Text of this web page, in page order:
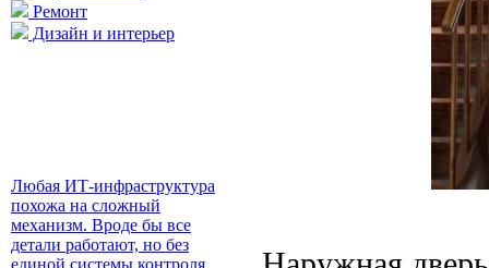
Ремонт
Дизайн и интерьер
Любая ИТ-инфраструктура
похожа на сложный
механизм. Вроде бы все
детали работают, но без
единой системы контроля